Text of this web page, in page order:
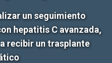
un seguimiento
hepatitis C avanzada,
recibir un trasplante